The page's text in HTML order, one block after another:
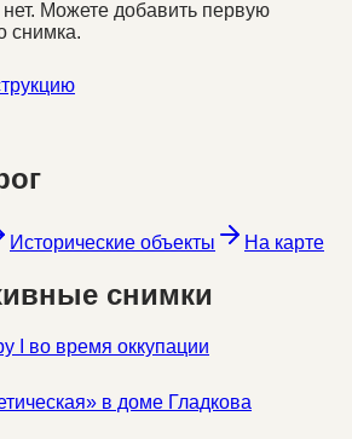
нет. Можете добавить первую
снимка.
Исторические объекты На карте
снимки
I во время оккупации
в доме Гладкова